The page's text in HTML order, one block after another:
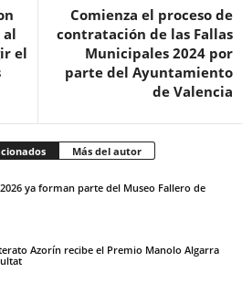
el
Comienza el proceso de
contratación de las Fallas
Municipales 2024 por
parte del Ayuntamiento
de Valencia
Más del autor
ya forman parte del Museo Fallero de
Azorín recibe el Premio Manolo Algarra